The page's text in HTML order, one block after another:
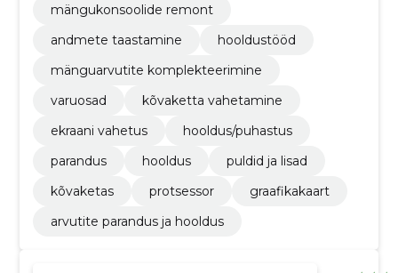
mängukonsoolide remont
andmete taastamine
hooldustööd
mänguarvutite komplekteerimine
varuosad
kõvaketta vahetamine
ekraani vahetus
hooldus/puhastus
parandus
hooldus
puldid ja lisad
kõvaketas
protsessor
graafikakaart
arvutite parandus ja hooldus